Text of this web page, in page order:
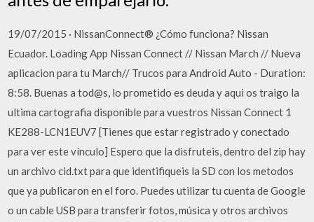
19/07/2015 · NissanConnect® ¿Cómo funciona? Nissan
Ecuador. Loading App Nissan Connect // Nissan March // Nueva
aplicacion para tu March// Trucos para Android Auto - Duration:
8:58. Buenas a tod@s, lo prometido es deuda y aqui os traigo la
ultima cartografia disponible para vuestros Nissan Connect 1
KE288-LCN1EUV7 [Tienes que estar registrado y conectado
para ver este vínculo] Espero que la disfruteis, dentro del zip hay
un archivo cid.txt para que identifiqueis la SD con los metodos
que ya publicaron en el foro. Puedes utilizar tu cuenta de Google
o un cable USB para transferir fotos, música y otros archivos